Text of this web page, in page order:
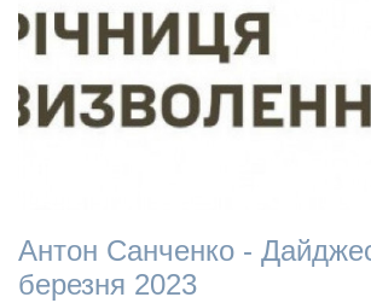
Антон Санченко -
березня 2023